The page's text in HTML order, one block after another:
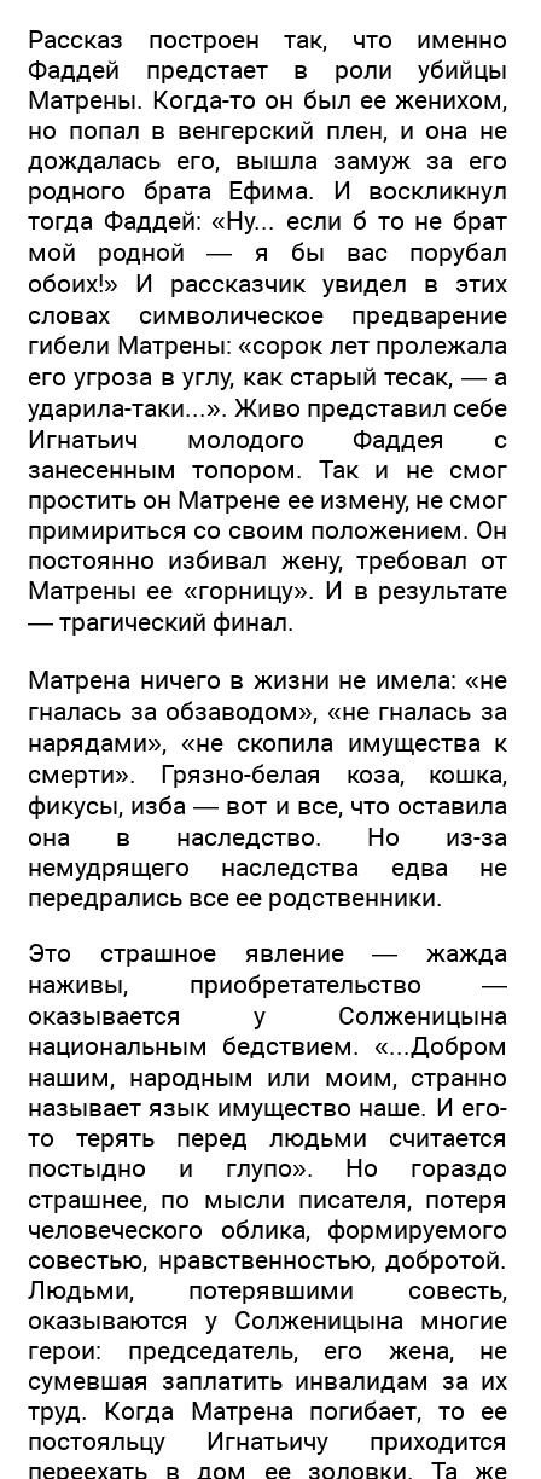
Рассказ построен так, что именно
Фаддей предстает в роли убийцы
Матрены. Когда-то он был ее женихом,
но попал в венгерский плен, и она не
дождалась его, вышла замуж за его
родного брата Ефима. И воскликнул
тогда Фаддей: «Ну... если б то не брат
мой родной — я бы вас порубал
обоих!» И рассказчик увидел в этих
словах символическое предварение
гибели Матрены: «сорок лет пролежала
его угроза в углу, как старый тесак, — а
ударила-таки...». Живо представил себе
Игнатьич молодого Фаддея с
занесенным топором. Так и не смог
простить он Матрене ее измену, не смог
примириться со своим положением. Он
постоянно избивал жену, требовал от
Матрены ее «горницу». И в результате
— трагический финал.
Матрена ничего в жизни не имела: «не
гналась за обзаводом», «не гналась за
нарядами», «не скопила имущества к
смерти». Грязно-белая коза, кошка,
фикусы, изба — вот и все, что оставила
она в наследство. Но из-за
немудрящего наследства едва не
передрались все ее родственники.
Это страшное явление — жажда
наживы, приобретательство —
оказывается у Солженицына
национальным бедствием. «...Добром
нашим, народным или моим, странно
называет язык имущество наше. И его-
то терять перед людьми считается
постыдно и глупо». Но гораздо
страшнее, по мысли писателя, потеря
человеческого облика, формируемого
совестью, нравственностью, добротой.
Людьми, потерявшими совесть,
оказываются у Солженицына многие
герои: председатель, его жена, не
сумевшая заплатить инвалидам за их
труд. Когда Матрена погибает, то ее
постояльцу Игнатьичу приходится
переехать в дом ее золовки. Та же